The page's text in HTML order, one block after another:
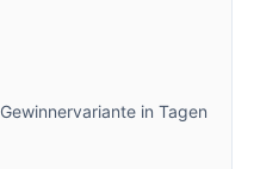
in Tagen